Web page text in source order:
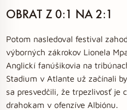
OBRAT Z 0:1 NA 2:1
Potom nasledoval festival
výborných zákrokov Lionela
Anglickí fanúšikovia na
Stadium v Atlante už začínali
sa presvedčili, že trpezlivosť je
drahokam v ofenzíve Albiónu.